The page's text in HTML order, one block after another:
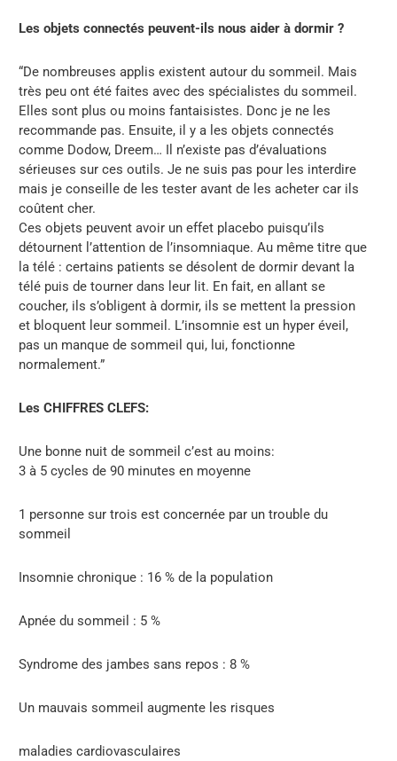
Les objets connectés peuvent-ils nous aider à dormir ?
“De nombreuses applis existent autour du sommeil. Mais
très peu ont été faites avec des spécialistes du sommeil.
Elles sont plus ou moins fantaisistes. Donc je ne les
recommande pas. Ensuite, il y a les objets connectés
comme Dodow, Dreem… Il n’existe pas d’évaluations
sérieuses sur ces outils. Je ne suis pas pour les interdire
mais je conseille de les tester avant de les acheter car ils
coûtent cher.
Ces objets peuvent avoir un effet placebo puisqu’ils
détournent l’attention de l’insomniaque. Au même titre que
la télé : certains patients se désolent de dormir devant la
télé puis de tourner dans leur lit. En fait, en allant se
coucher, ils s’obligent à dormir, ils se mettent la pression
et bloquent leur sommeil. L’insomnie est un hyper éveil,
pas un manque de sommeil qui, lui, fonctionne
normalement.”
Les CHIFFRES CLEFS:
Une bonne nuit de sommeil c’est au moins:
3 à 5 cycles de 90 minutes en moyenne
1 personne sur trois est concernée par un trouble du
sommeil
Insomnie chronique : 16 % de la population
Apnée du sommeil : 5 %
Syndrome des jambes sans repos : 8 %
Un mauvais sommeil augmente les risques
maladies cardiovasculaires